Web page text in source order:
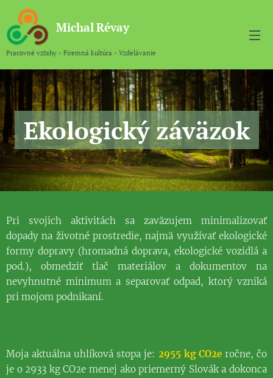
MichalRévay
Pracovné vzťahy - Firemná kultúra - Vzdelávanie
Ekologický záväzok
Pri svojich aktivitách sa zaväzujem minimalizovať
dopady na životné prostredie, najmä využívať ekologické
formy dopravy (hromadná doprava, ekologické vozidlá a
pod.), obmedziť tlač materiálov a dokumentov na
nevyhnutné minimum a separovať odpad, ktorý vzniká
pri mojom podnikaní.
Moja aktuálna uhlíková stopa je: 2955 kg CO2eročne, čo
je o 2933 kg CO2e menej ako priemerný Slovák a dokonca